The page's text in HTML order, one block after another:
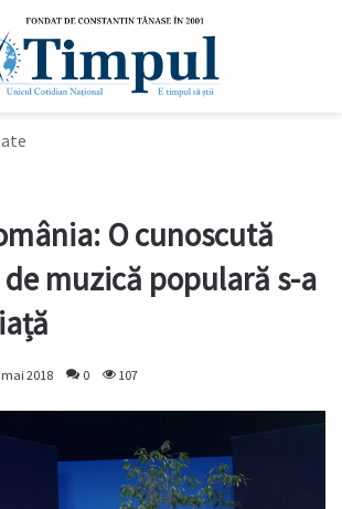
O cunoscută
muzică populară s-a
mai 2018 0 107